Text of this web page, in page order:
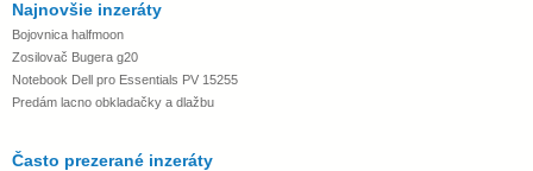
Najnovšie inzeráty
Bojovnica halfmoon
Zosilovač Bugera g20
Notebook Dell pro Essentials PV 15255
Predám lacno obkladačky a dlažbu
Často prezerané inzeráty